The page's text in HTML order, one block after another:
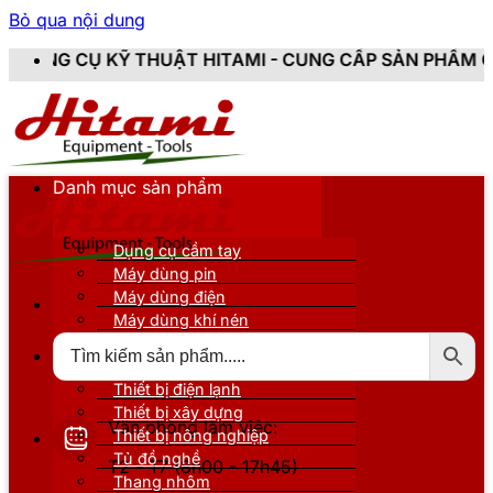
Bỏ qua nội dung
HITAMI - CUNG CẤP SẢN PHẨM CHÍNH HÃNG,
Văn phòng làm việc:
T2 - T7 (8h00 - 17h45)
Danh mục sản phẩm
Dụng cụ cầm tay
Máy dùng pin
Máy dùng điện
Máy dùng khí nén
Thiết bị nâng đỡ
Thiết bị điện lạnh
Thiết bị xây dựng
Thiết bị nông nghiệp
Tủ đồ nghề
Thang nhôm